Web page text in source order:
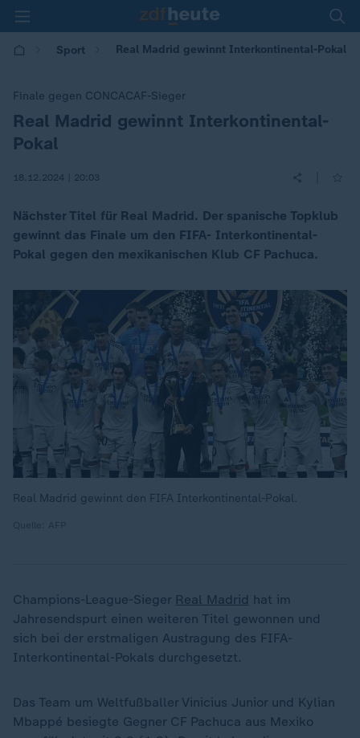
Sport Real Madrid gewinnt Interkontinental-Pokal
Finale gegen CONCACAF-Sieger
:Real Madrid gewinnt Interkontinental-
Pokal
18.12.2024 | 20:03
Nächster Titel für Real Madrid. Der spanische Topklub
gewinnt das Finale um den FIFA- Interkontinental-
Pokal gegen den mexikanischen Klub CF Pachuca.
Real Madrid gewinnt den FIFA Interkontinental-Pokal.
Champions-League-Sieger Real Madrid hat im
Jahresendspurt einen weiteren Titel gewonnen und
sich bei der erstmaligen Austragung des FIFA-
Interkontinental-Pokals durchgesetzt.
Das Team um Weltfußballer Vinicius Junior und Kylian
Mbappé besiegte Gegner CF Pachuca aus Mexiko